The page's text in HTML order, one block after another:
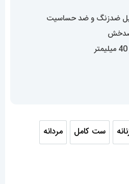
ضدزنگ و ضد حساسیت
ضدخش
زنانه ست کامل
ست کامل مردانه
مردانه